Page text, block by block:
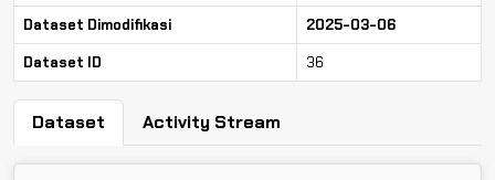
Dataset Dimodifikasi
2025-03-06
Dataset ID
36
Dataset Activity Stream